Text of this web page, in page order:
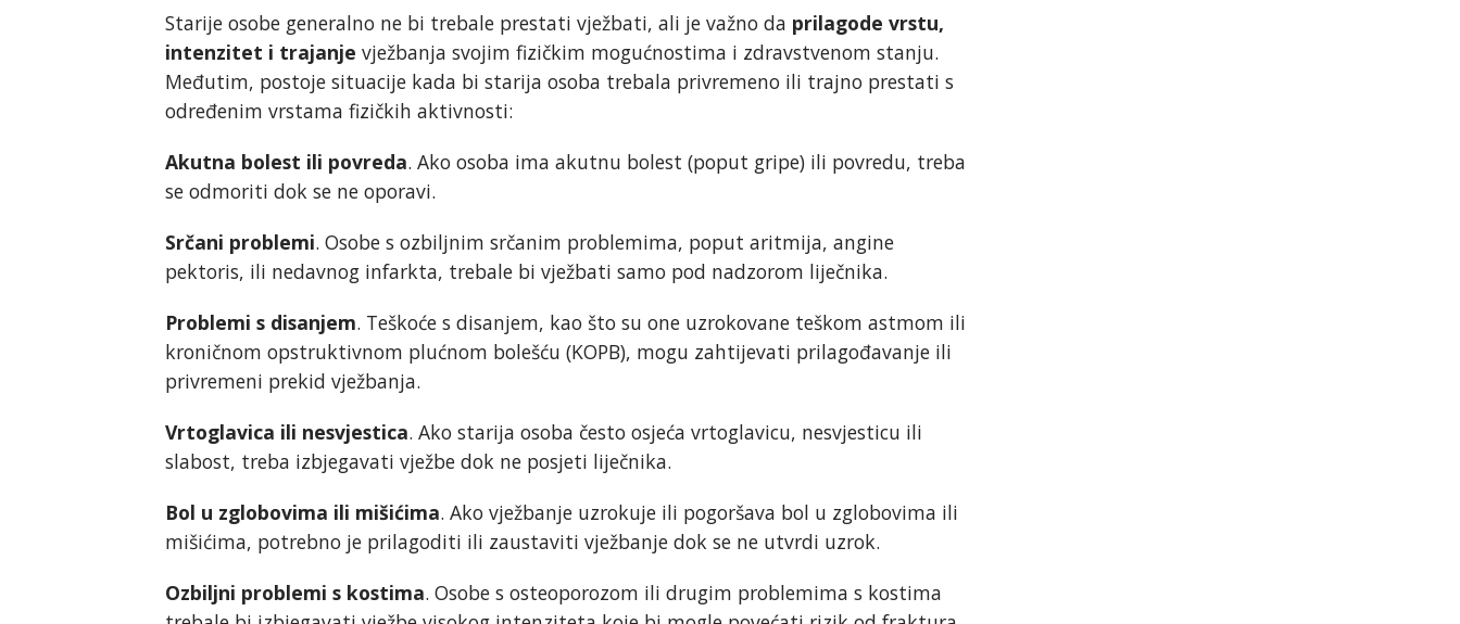
Starije osobe generalno ne bi trebale prestati vježbati, ali je važno da prilagode vrstu,
intenzitet i trajanje vježbanja svojim fizičkim mogućnostima i zdravstvenom stanju.
Međutim, postoje situacije kada bi starija osoba trebala privremeno ili trajno prestati s
određenim vrstama fizičkih aktivnosti:
Akutna bolest ili povreda. Ako osoba ima akutnu bolest (poput gripe) ili povredu, treba
se odmoriti dok se ne oporavi.
Srčani problemi. Osobe s ozbiljnim srčanim problemima, poput aritmija, angine
pektoris, ili nedavnog infarkta, trebale bi vježbati samo pod nadzorom liječnika.
Problemi s disanjem. Teškoće s disanjem, kao što su one uzrokovane teškom astmom ili
kroničnom opstruktivnom plućnom bolešću (KOPB), mogu zahtijevati prilagođavanje ili
privremeni prekid vježbanja.
Vrtoglavica ili nesvjestica. Ako starija osoba često osjeća vrtoglavicu, nesvjesticu ili
slabost, treba izbjegavati vježbe dok ne posjeti liječnika.
Bol u zglobovima ili mišićima. Ako vježbanje uzrokuje ili pogoršava bol u zglobovima ili
mišićima, potrebno je prilagoditi ili zaustaviti vježbanje dok se ne utvrdi uzrok.
Ozbiljni problemi s kostima. Osobe s osteoporozom ili drugim problemima s kostima